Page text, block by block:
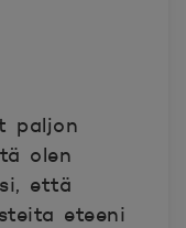
paljon
olen
että
eteeni